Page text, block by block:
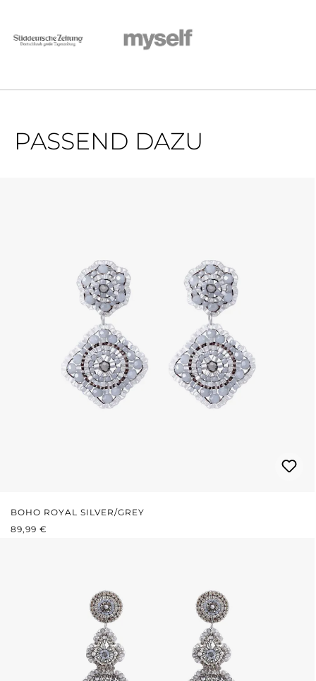
PASSEND DAZU
BOHO ROYAL SILVER/GREY
REGULÄRER PREIS:
89,99 €